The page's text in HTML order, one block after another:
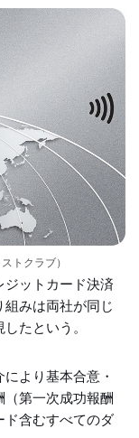
トクラブ）
ットカード決済
みは両社が同じ
たという。
より基本合意・
第一次成功報酬
ド含むすべてのダ